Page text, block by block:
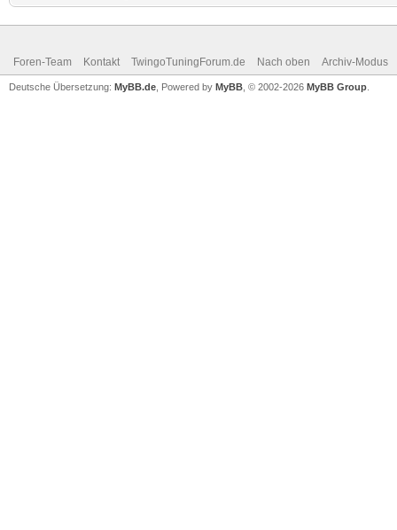
Foren-Team Kontakt TwingoTuningForum.de Nach oben Archiv-Modus
Deutsche Übersetzung: MyBB.de , Powered by MyBB , © 2002-2026 MyBB Group